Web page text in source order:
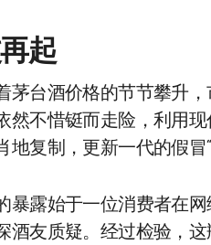
起
茅台酒价格的节节攀升
然不惜铤而走险，利用
地复制，更新一代的假冒
暴露始于一位消费者在
酒友质疑。经过检验，